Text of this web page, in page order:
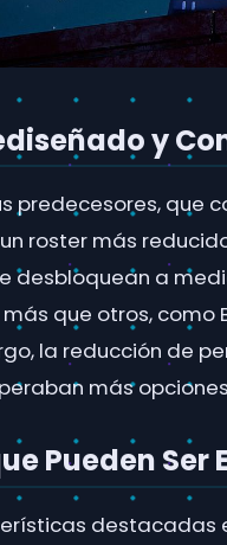
y
predecesores, que
roster más
desbloquean a
que otros,
la reducción de
más
Pueden Ser
destacadas